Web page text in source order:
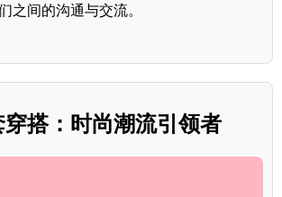
之间的沟通与交流。
搭：时尚潮流引领者